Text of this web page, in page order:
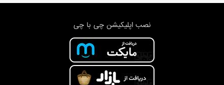
نصب اپلیکیشن چی با چی